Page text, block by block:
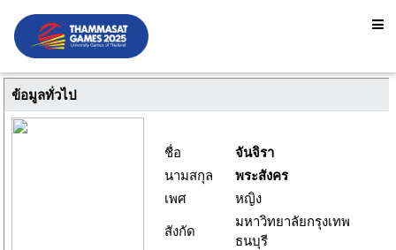
ข้อมูลทั่วไป
ชื่อ
จันจิรา
นามสกุล
พระสังคร
เพศ
หญิง
สังกัด
มหาวิทยาลัยกรุงเทพ
ธนบุรี